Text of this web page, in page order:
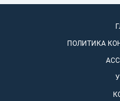
ПОЛИТИКА